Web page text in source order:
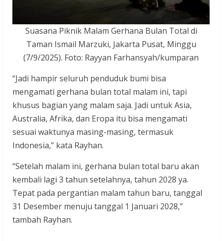
Suasana Piknik Malam Gerhana Bulan Total di
Taman Ismail Marzuki, Jakarta Pusat, Minggu
(7/9/2025). Foto: Rayyan Farhansyah/kumparan
“Jadi hampir seluruh penduduk bumi bisa
mengamati gerhana bulan total malam ini, tapi
khusus bagian yang malam saja. Jadi untuk Asia,
Australia, Afrika, dan Eropa itu bisa mengamati
sesuai waktunya masing-masing, termasuk
Indonesia,” kata Rayhan.
“Setelah malam ini, gerhana bulan total baru akan
kembali lagi 3 tahun setelahnya, tahun 2028 ya.
Tepat pada pergantian malam tahun baru, tanggal
31 Desember menuju tanggal 1 Januari 2028,”
tambah Rayhan.